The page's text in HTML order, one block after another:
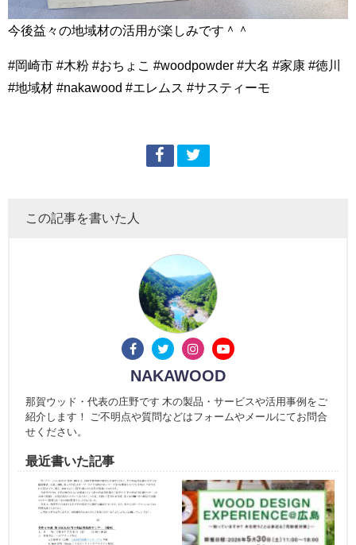
今後益々の地域材の活用が楽しみです＾＾
#岡崎市 #木粉 #おちょこ #woodpowder #大名 #家康 #徳川
#地域材 #nakawood #エレムス #サスティーモ
この記事を書いた人
NAKAWOOD
那賀ウッド・代表の庄野です 木の製品・サービスや活用事例をご
紹介します！ ご不明点や質問などはフォームやメールにてお問合
せください。
最近書いた記事